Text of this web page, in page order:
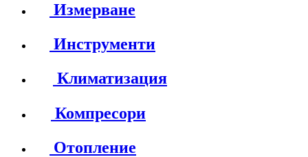
Измерване
Инструменти
Климатизация
Компресори
Отопление